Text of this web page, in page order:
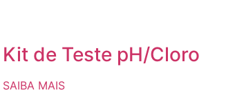
Kit de Teste pH/Cloro
SAIBA MAIS